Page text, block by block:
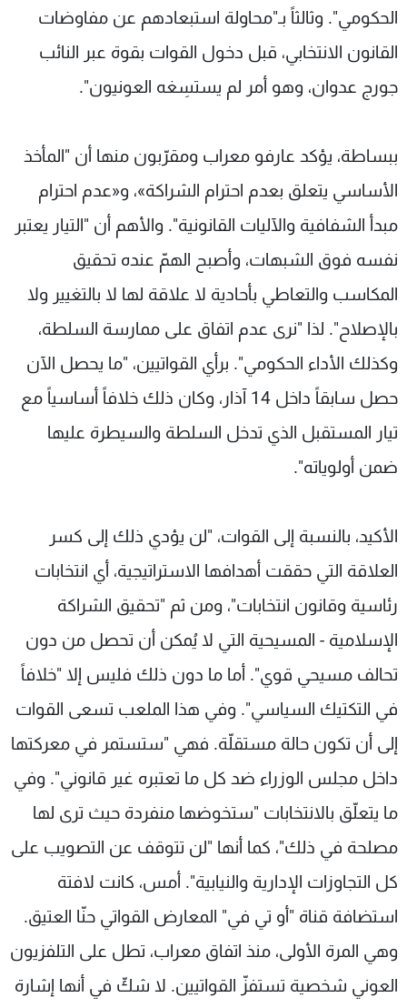
الحكومي". وثالثاً بـ"محاولة استبعادهم عن مفاوضات
القانون الانتخابي، قبل دخول القوات بقوة عبر النائب
جورج عدوان، وهو أمر لم يستسِغه العونيون".
ببساطة، يؤكد عارفو معراب ومقرّبون منها أن "المأخذ
الأساسي يتعلق بعدم احترام الشراكة»، و«عدم احترام
مبدأ الشفافية والآليات القانونية". والأهم أن "التيار يعتبر
نفسه فوق الشبهات، وأصبح الهمّ عنده تحقيق
المكاسب والتعاطي بأحادية لا علاقة لها لا بالتغيير ولا
بالإصلاح". لذا "نرى عدم اتفاق على ممارسة السلطة،
وكذلك الأداء الحكومي". برأي القواتيين، "ما يحصل الآن
حصل سابقاً داخل 14 آذار، وكان ذلك خلافاً أساسياً مع
تيار المستقبل الذي تدخل السلطة والسيطرة عليها
ضمن أولوياته".
الأكيد، بالنسبة إلى القوات، "لن يؤدي ذلك إلى كسر
العلاقة التي حققت أهدافها الاستراتيجية، أي انتخابات
رئاسية وقانون انتخابات"، ومن ثم "تحقيق الشراكة
الإسلامية - المسيحية التي لا يُمكن أن تحصل من دون
تحالف مسيحي قوي". أما ما دون ذلك فليس إلا "خلافاً
في التكتيك السياسي". وفي هذا الملعب تسعى القوات
إلى أن تكون حالة مستقلّة. فهي "ستستمر في معركتها
داخل مجلس الوزراء ضد كل ما تعتبره غير قانوني". وفي
ما يتعلّق بالانتخابات "ستخوضها منفردة حيث ترى لها
مصلحة في ذلك"، كما أنها "لن تتوقف عن التصويب على
كل التجاوزات الإدارية والنيابية". أمس، كانت لافتة
استضافة قناة "أو تي في" المعارض القواتي حنّا العتيق.
وهي المرة الأولى، منذ اتفاق معراب، تطل على التلفزيون
العوني شخصية تستفزّ القواتيين. لا شكّ في أنها إشارة